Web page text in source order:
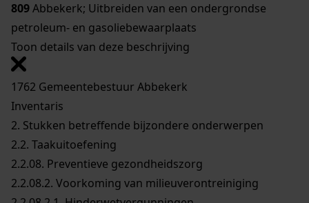
809Abbekerk; Uitbreiden van een ondergrondse
petroleum- en gasoliebewaarplaats
Toon details van deze beschrijving
1762 Gemeentebestuur Abbekerk
Inventaris
2. Stukken betreffende bijzondere onderwerpen
2.2. Taakuitoefening
2.2.08. Preventieve gezondheidszorg
2.2.08.2. Voorkoming van milieuverontreiniging